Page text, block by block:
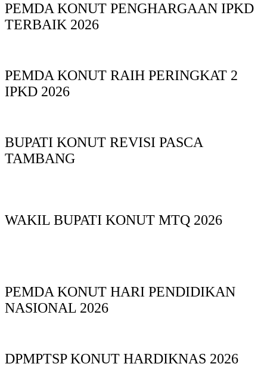
PEMDA KONUT PENGHARGAAN IPKD
TERBAIK 2026
PEMDA KONUT RAIH PERINGKAT 2
IPKD 2026
BUPATI KONUT REVISI PASCA
TAMBANG
WAKIL BUPATI KONUT MTQ 2026
PEMDA KONUT HARI PENDIDIKAN
NASIONAL 2026
DPMPTSP KONUT HARDIKNAS 2026